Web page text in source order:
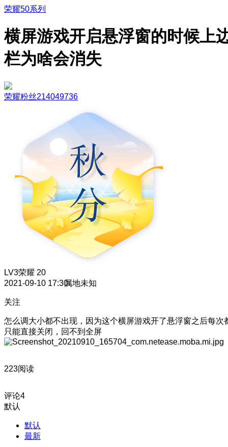
荣耀50系列
横屏游戏开启悬浮窗的时候上
栏为啥会消失
荣耀粉丝214049736
LV3荣耀 20
2021-09-10 17:30属地未知
关注
怎么调大小都不出现，因为这个横屏游戏开了悬浮窗之后每次
只能直接关闭，回不到全屏
223阅读
评论4
默认
默认
最新